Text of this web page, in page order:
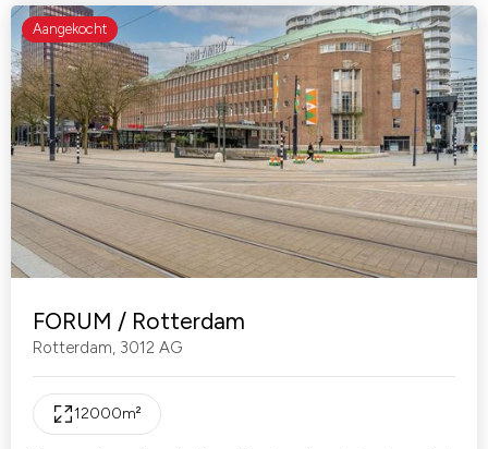
Aangekocht
FORUM / Rotterdam
Rotterdam, 3012 AG
12000m²